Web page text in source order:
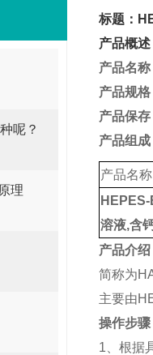
呢？
理
标题：
产品概述
产品名称
产品规格
产品保存
产品组成
产品名称
溶液,含
产品介绍
简称为
主要由
操作步
1、根据